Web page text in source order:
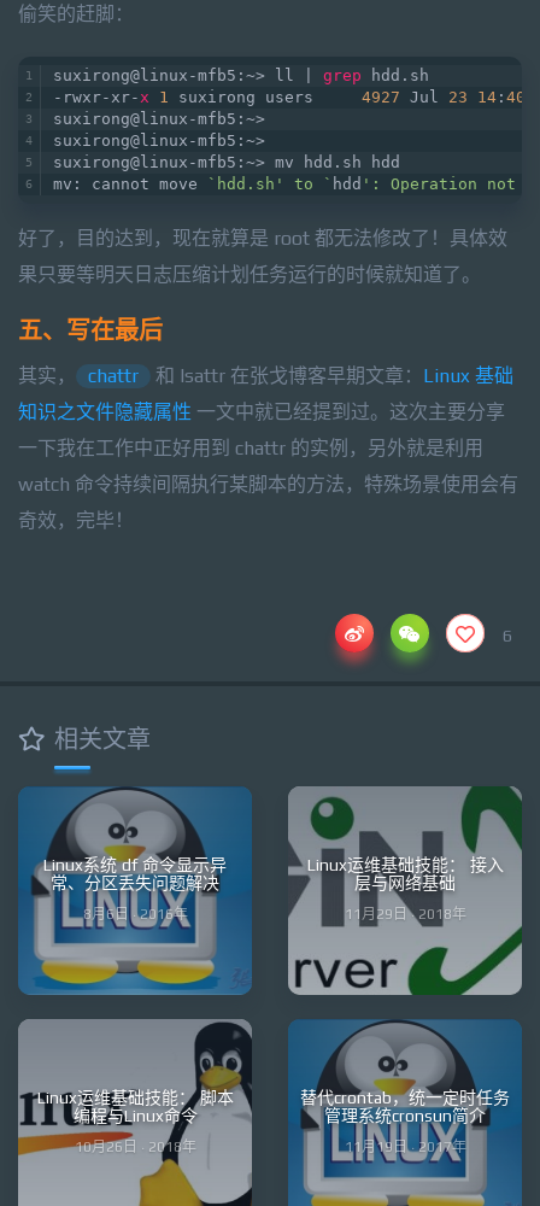
偷笑的赶脚：
suxirong@linux-mfb5:~> ll | grep hdd.sh
-rwxr-xr- x 1 suxirong users 4927 Jul 23 14 : 40
suxirong@linux-mfb5:~>
suxirong@linux-mfb5:~>
suxirong@linux-mfb5:~> mv hdd.sh hdd
mv: cannot move
`hdd.sh' to ` hdd ': Operation not
好了，目的达到，现在就算是 root 都无法修改了！具体效
果只要等明天日志压缩计划任务运行的时候就知道了。
五、写在最后
其实， chattr 和 lsattr 在张戈博客早期文章： Linux 基础
知识之文件隐藏属性 一文中就已经提到过。这次主要分享
一下我在工作中正好用到 chattr 的实例，另外就是利用
watch 命令持续间隔执行某脚本的方法，特殊场景使用会有
奇效，完毕！
6
相关文章
Linux系统 df 命令显示异
常、分区丢失问题解决
8月6日 · 2016年
Linux运维基础技能： 接入
层与网络基础
11月29日 · 2018年
Linux运维基础技能： 脚本
编程与Linux命令
10月26日 · 2018年
替代crontab，统一定时任务
管理系统cronsun简介
11月19日 · 2017年